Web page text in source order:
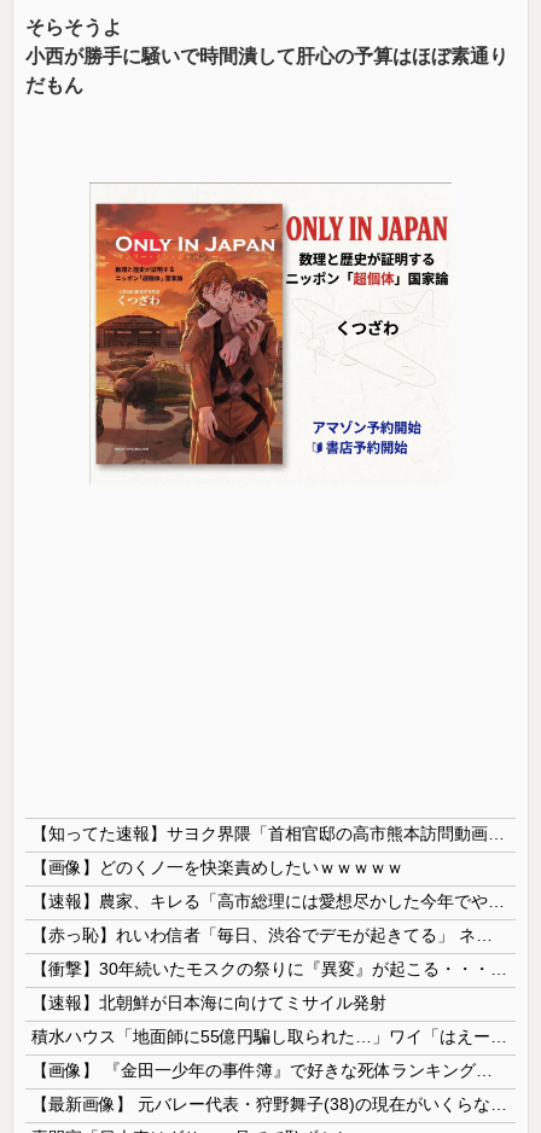
そらそうよ
小西が勝手に騒いで時間潰して肝心の予算はほぼ素通り
だもん
【画像】どのくノ一を快楽責めしたいｗｗｗｗｗ
【速報】北朝鮮が日本海に向けてミサイル発射